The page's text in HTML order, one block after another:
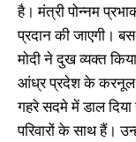
है। मंत्री पोन्नम
प्रदान की जाएगी।
माेदी ने दुख व्यक्त
आंध्र प्रदेश के करनूल
गहरे सदमे में डाल
परिवारों के साथ हैं।